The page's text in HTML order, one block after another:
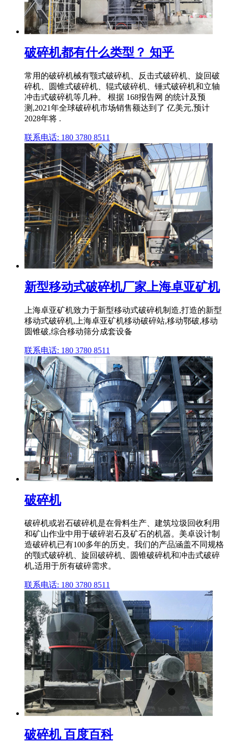
破碎机都有什么类型？ 知乎
常用的破碎机械有颚式破碎机、反击式破碎机、旋回破
碎机、圆锥式破碎机、辊式破碎机、锤式破碎机和立轴
冲击式破碎机等几种。 根据 168报告网 的统计及预
测,2021年全球破碎机市场销售额达到了 亿美元,预计
2028年将 .
联系电话: 180 3780 8511
新型移动式破碎机厂家上海卓亚矿机
上海卓亚矿机致力于新型移动式破碎机制造,打造的新型
移动式破碎机,上海卓亚矿机移动破碎站,移动鄂破,移动
圆锥破,综合移动筛分成套设备
联系电话: 180 3780 8511
破碎机
破碎机或岩石破碎机是在骨料生产、建筑垃圾回收利用
和矿山作业中用于破碎岩石及矿石的机器。美卓设计制
造破碎机已有100多年的历史。我们的产品涵盖不同规格
的颚式破碎机、旋回破碎机、圆锥破碎机和冲击式破碎
机,适用于所有破碎需求。
联系电话: 180 3780 8511
破碎机 百度百科